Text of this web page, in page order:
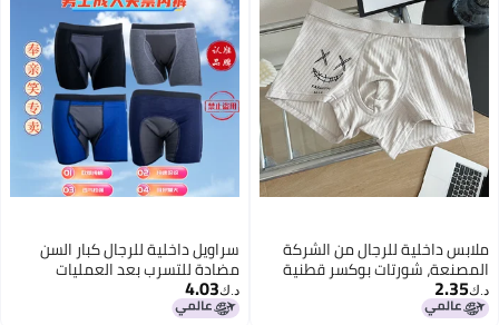
ملابس داخلية للرجال من الشركة
المصنعة، شورتات بوكسر قطنية
نقية، شورتات بوكسر عصرية للشباب،
شورتات، ملابس داخلية للرجال
د.ك‏2.35
سراويل داخلية للرجال كبار السن
مضادة للتسرب بعد العمليات
الجراحية مصنوعة من القطن الخالص
قابلة للغسل
د.ك‏4.03